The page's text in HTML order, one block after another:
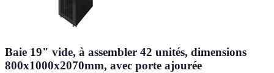
Baie 19" vide, à assembler 42 unités, dimensions
800x1000x2070mm, avec porte ajourée